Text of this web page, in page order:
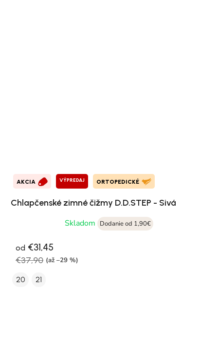
AKCIA VÝPREDAJ ORTOPEDICKÉ
Chlapčenské zimné čižmy D.D.STEP - Sivá
Skladom
Dodanie od 1,90€
od €31,45
€37,90 (až –29 %)
20 21